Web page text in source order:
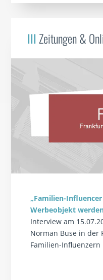
IIIZeitungen &
„Familien-
Werbeobjekt
Interview am
Norman Buse in der
Familien-Influenzern